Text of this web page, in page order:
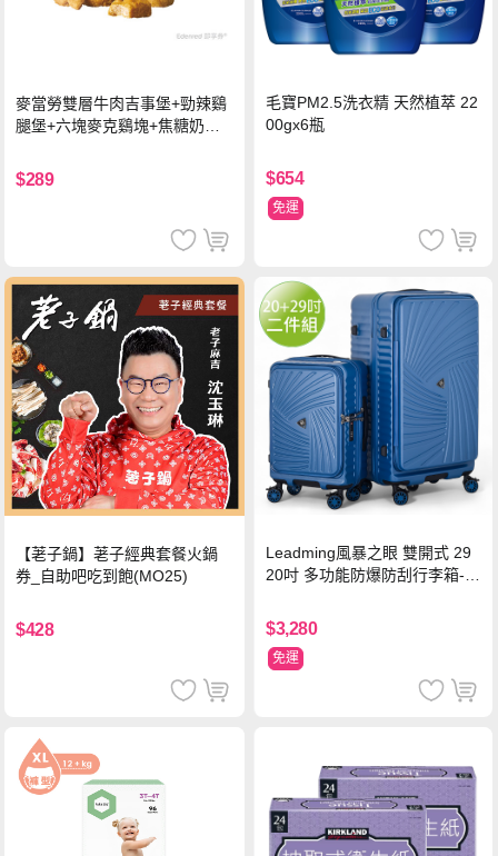
麥當勞雙層牛肉吉事堡+勁辣鷄
腿堡+六塊麥克鷄塊+焦糖奶茶
$289
毛寶PM2.5洗衣精 天然植萃 22
00gx6瓶
$654
免運
【荖子鍋】荖子經典套餐火鍋
券_自助吧吃到飽(MO25)
$428
Leadming風暴之眼 雙開式 29
20吋 多功能防爆防刮行李箱-海
$3,280
免運